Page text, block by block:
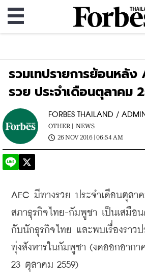
รวมเทปรายการย้อนหลัง
รวย ประจำเดือนตุลาคม
FORBES THAILAND /
OTHER |
NEWS
26 NOV 2016 | 06:54 AM
AEC มีทางรวย ประจำเดือนตุลา
สภาธุรกิจไทย-กัมพูชา เป็นเสมือ
กับนักธุรกิจไทย และพบเรื่องราว
ทุ่งสังหารในกัมพูชา (งดออกอาก
23 ตุลาคม 2559)